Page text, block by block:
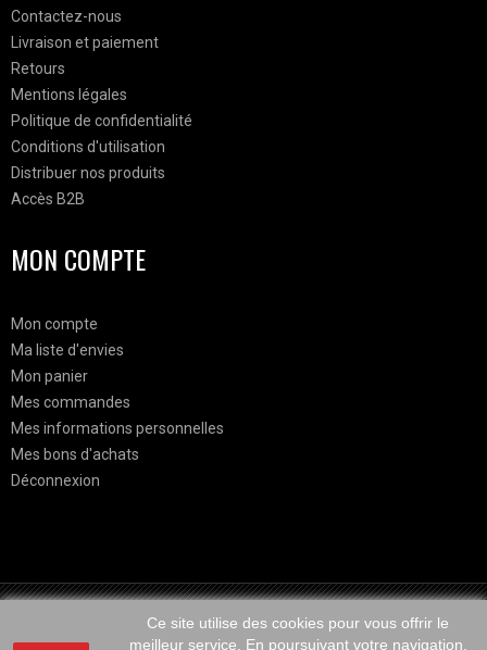
Contactez-nous
Livraison et paiement
Retours
Mentions légales
Politique de confidentialité
Conditions d'utilisation
Distribuer nos produits
Accès B2B
MON COMPTE
Mon compte
Ma liste d'envies
Mon panier
Mes commandes
Mes informations personnelles
Mes bons d'achats
Déconnexion
Ce site utilise des cookies pour vous offrir le
meilleur service. En poursuivant votre navigation,